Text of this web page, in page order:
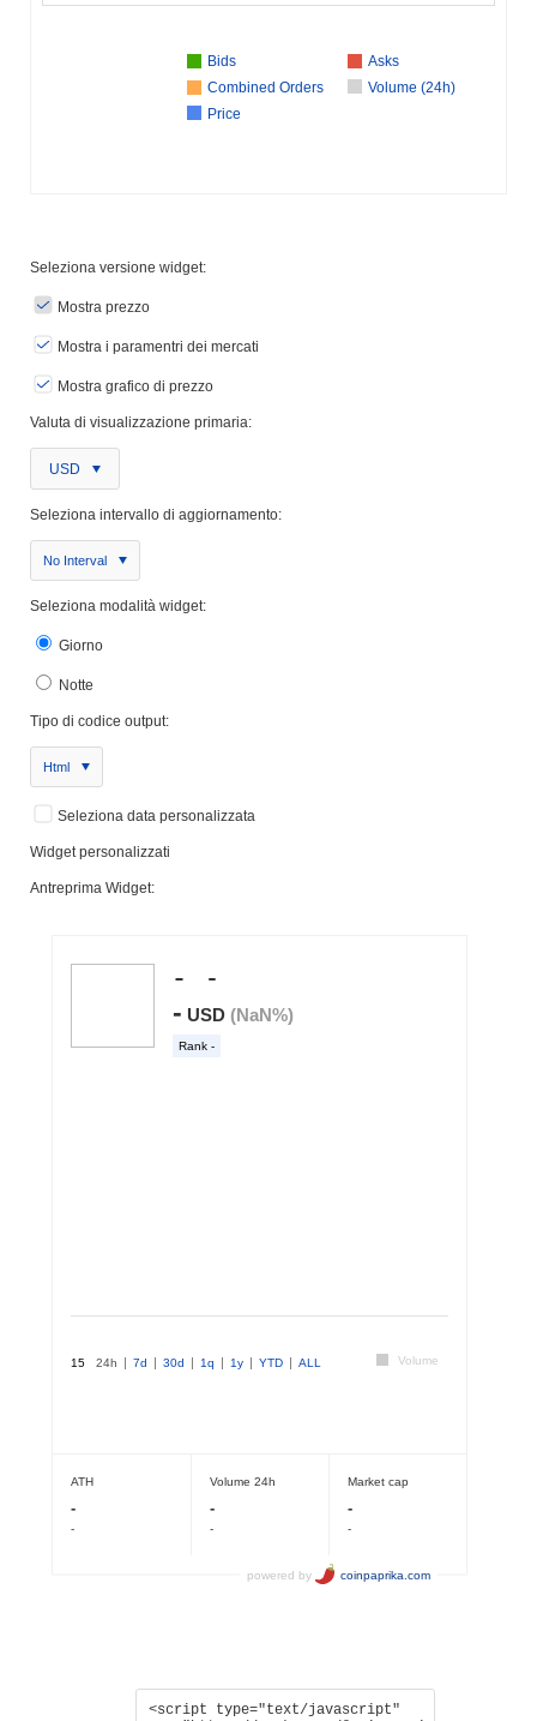
Bids
Asks
Combined Orders
Volume (24h)
Price
Seleziona versione widget:
Mostra prezzo
Mostra i paramentri dei mercati
Mostra grafico di prezzo
Valuta di visualizzazione primaria:
USD
Seleziona intervallo di aggiornamento:
No Interval
Seleziona modalità widget:
Giorno
Notte
Tipo di codice output:
Html
Seleziona data personalizzata
Widget personalizzati
Antreprima Widget: